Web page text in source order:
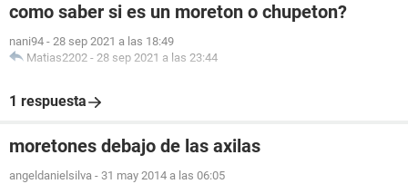
como saber si es un moreton o chupeton?
nani94 - 28 sep 2021 a las 18:49
Matias2202 - 28 sep 2021 a las 23:44
1 respuesta
moretones debajo de las axilas
angeldanielsilva - 31 may 2014 a las 06:05